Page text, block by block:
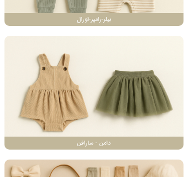
بیلر-رامپر-اورال
دامن - سارافن